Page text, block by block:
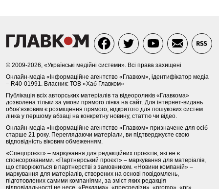
© 2009-2026, «Українські медійні системи». Всі права захищені
Онлайн-медіа «Інформаційне агентство «Главком», ідентифікатор медіа
– R40-01991. Власник: ТОВ «Хаб Главком»
Публікація всіх авторських матеріалів та відеороликів «Главкома»
дозволена тільки за умови прямого лінка на сайт. Для інтернет-видань
обов’язковим є розміщення прямого, відкритого для пошукових систем
лінка у першому абзаці на конкретну новину, статтю чи відео.
Онлайн-медіа «Інформаційне агентство «Главком» призначене для осіб
старше 21 року. Переглядаючи матеріали, ви підтверджуєте свою
відповідність віковим обмеженням.
«Спецпроєкт» – маркування для редакційних проєктів, які не є
спонсорованими. «Партнерський проєкт» – маркування для матеріалів,
що створюються в партнерстві з замовником. «Новини компаній» –
маркування для матеріалів, створених на основі повідомлень,
підготовлених самими компаніями, за зміст яких редакція
відповідальності не несе. «Реклама», «пресрелізи», «promo», «pr»,